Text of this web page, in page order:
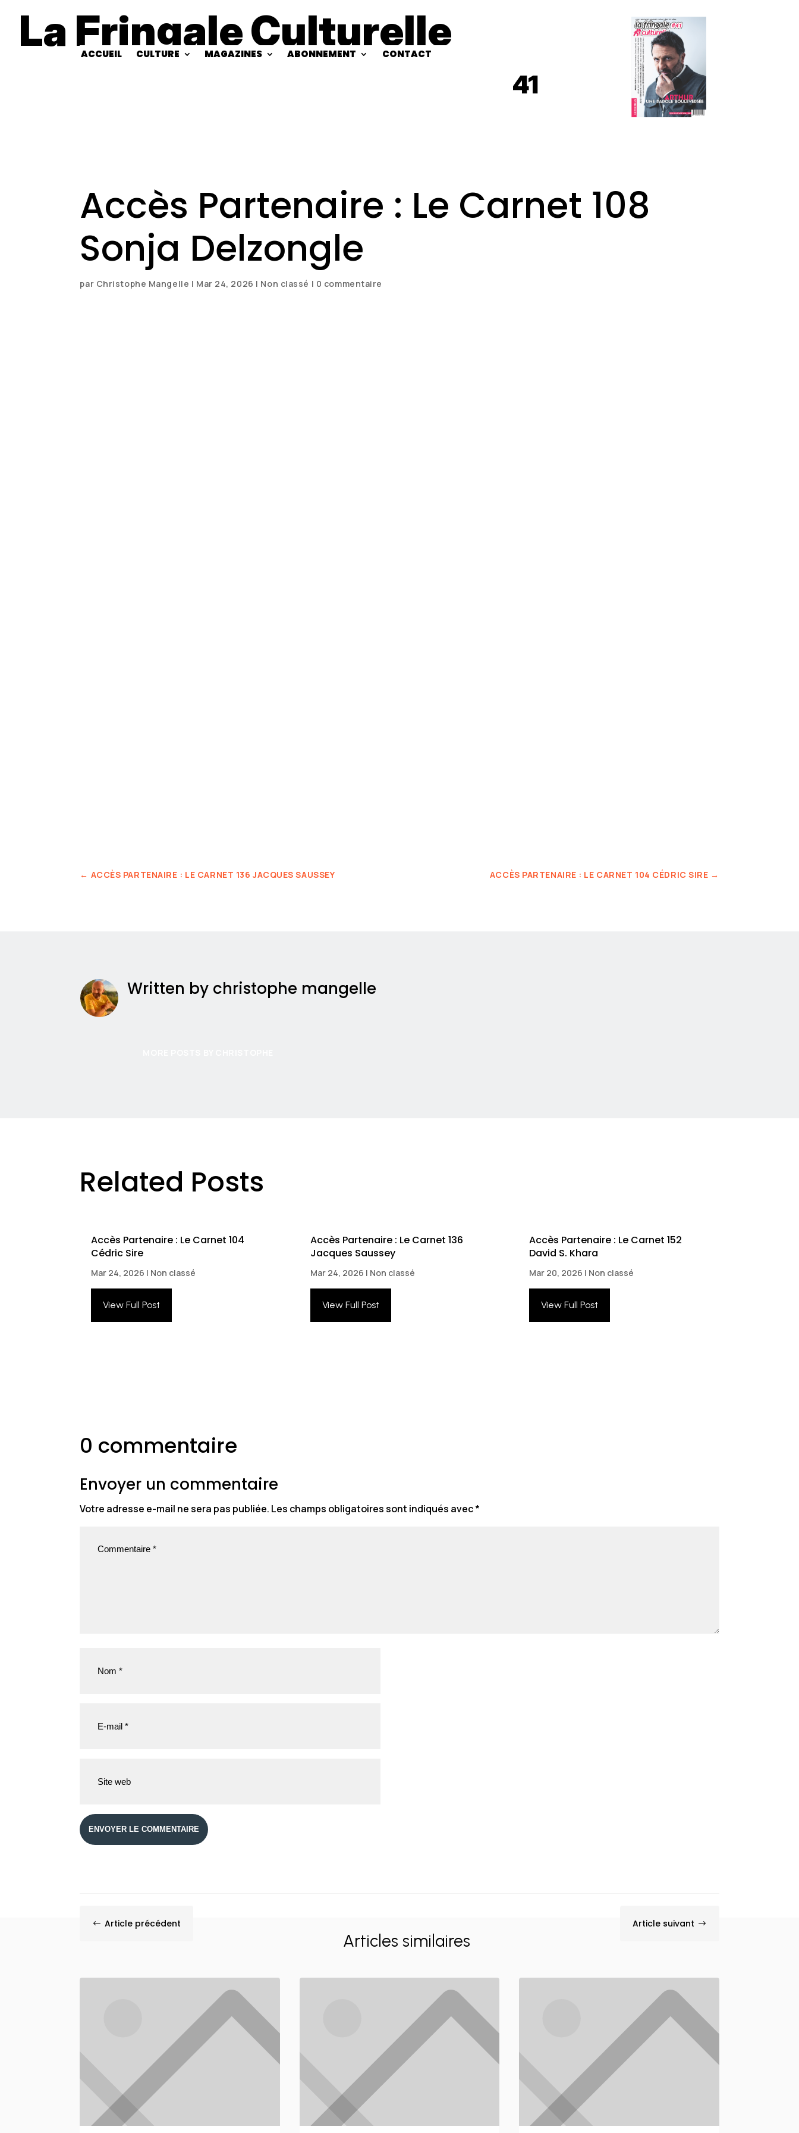
La Fringale Culturelle
41
ACCUEIL CULTURE MAGAZINES ABONNEMENT CONTACT
Accès Partenaire : Le Carnet 108
Sonja Delzongle
par Christophe Mangelle | Mar 24, 2026 | Non classé | 0 commentaire
← ACCÈS PARTENAIRE : LE CARNET 136 JACQUES SAUSSEY ACCÈS PARTENAIRE : LE CARNET 104 CÉDRIC SIRE →
Written by christophe mangelle
Related Posts
Accès Partenaire : Le Carnet 104
Cédric Sire
Mar 24, 2026 | Non classé
View Full Post
Accès Partenaire : Le Carnet 136
Jacques Saussey
Mar 24, 2026 | Non classé
View Full Post
Accès Partenaire : Le Carnet 152
David S. Khara
Mar 20, 2026 | Non classé
View Full Post
0 commentaire
Envoyer un commentaire
Votre adresse e-mail ne sera pas publiée. Les champs obligatoires sont indiqués avec*
ENVOYER LE COMMENTAIRE
# Article précédent Article suivant $
Articles similaires